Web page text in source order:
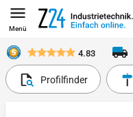
Menü
4.83
Profilfinder